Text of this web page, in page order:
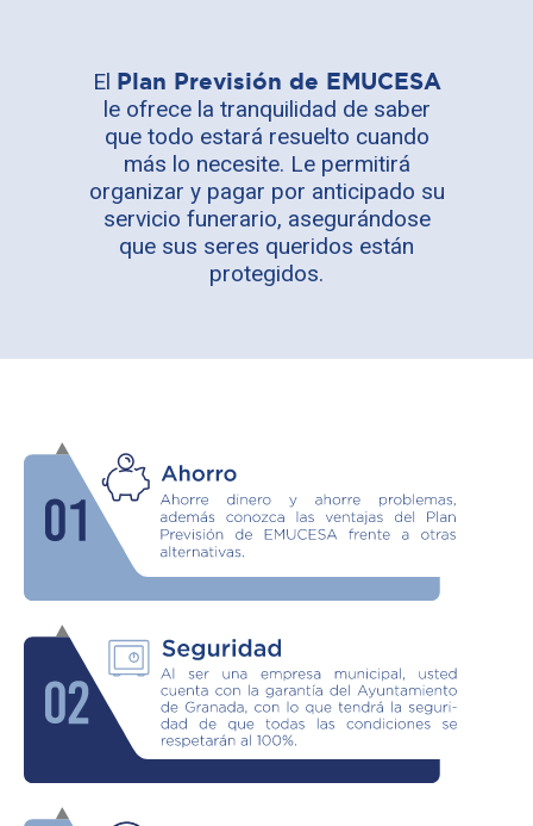
El Plan Previsión de EMUCESA
le ofrece la tranquilidad de saber
que todo estará resuelto cuando
más lo necesite. Le permitirá
organizar y pagar por anticipado su
servicio funerario, asegurándose
que sus seres queridos están
protegidos.